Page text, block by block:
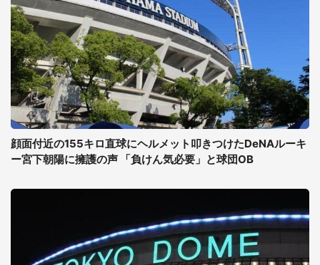
顔面付近の155キロ直球にヘルメット叩きつけたDeNAルーキ
ー宮下朝陽に擁護の声 「負けん気必要」と球団OB